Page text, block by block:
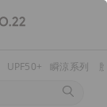
UPF50+ 瞬涼系列